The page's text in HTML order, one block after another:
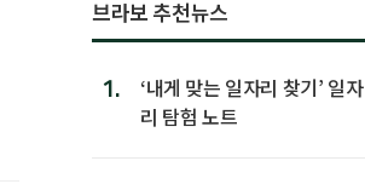
브라보 추천뉴스
1.
‘내게 맞는 일자리 찾기’ 일자
리 탐험 노트